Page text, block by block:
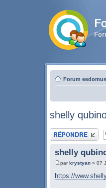
Forum eedomus
shelly
Publier une réponse
shelly
parkrystyan » 07
https://